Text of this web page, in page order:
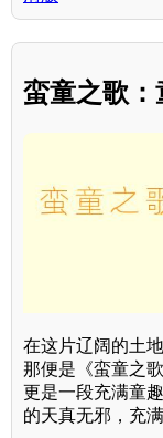
蛮童之歌
在这片辽阔的土
那便是《蛮童之
更是一段充满童
的天真无邪，充